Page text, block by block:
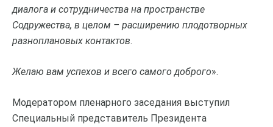
диалога и сотрудничества на пространстве
Содружества, в целом – расширению плодотворных
разноплановых контактов.
Желаю вам успехов и всего самого доброго».
Модератором пленарного заседания выступил
Специальный представитель Президента